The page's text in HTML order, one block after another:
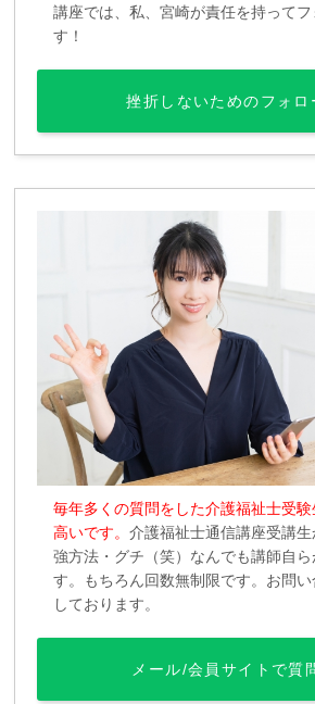
講座では、私、宮崎が責任を持ってフ
す！
挫折しないためのフォロ
毎年多くの質問をした介護福祉士受
高いです。介護福祉士通信講座受講
強方法・グチ（笑）なんでも講師自ら
す。もちろん回数無制限です。お問
しております。
メール/会員サイトで質